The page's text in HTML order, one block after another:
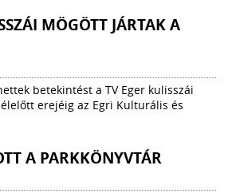
MÖGÖTT JÁRTAK A
betekintést a TV Eger kulisszái
erejéig az Egri Kulturális és
A PARKKÖNYVTÁR